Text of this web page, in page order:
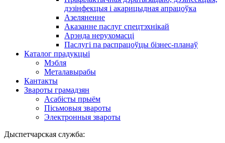
дэзінфекцыя і акарицыдная апрацоўка
Азеляненне
Аказанне паслуг спецтэхнікай
Арэнда нерухомасці
Паслугі па распрацоўцы бізнес-планаў
Каталог прадукцыі
Мэбля
Металавырабы
Кантакты
Звароты грамадзян
Асабісты прыём
Пісьмовыя звароты
Электронныя звароты
Дыспетчарская служба: